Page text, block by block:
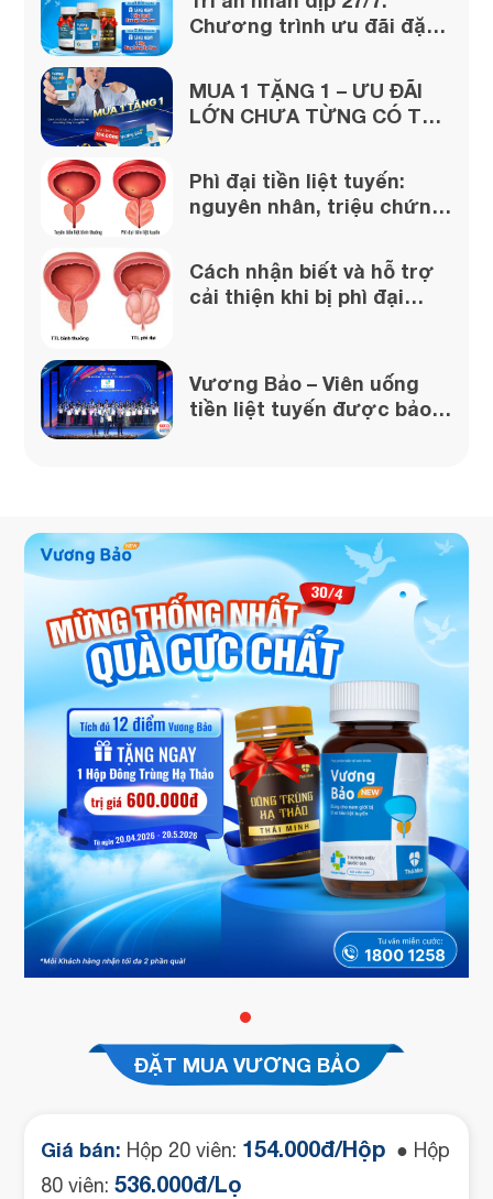
Chương trình ưu đãi đặc
MUA 1 TẶNG 1 – ƯU ĐÃI
LỚN CHƯA TỪNG CÓ TỪ
Phì đại tiền liệt tuyến:
nguyên nhân, triệu chứng
Cách nhận biết và hỗ trợ
cải thiện khi bị phì đại
Vương Bảo – Viên uống
tiền liệt tuyến được bảo
ĐẶT MUA VƯƠNG BẢO
Giá bán: Hộp 20 viên: 154.000đ/Hộp ● Hộp
80 viên:536.000đ/Lọ